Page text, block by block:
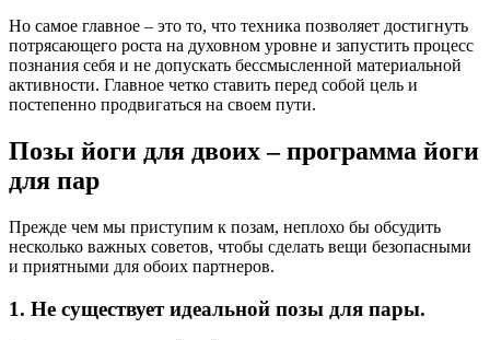
Но самое главное – это то, что техника позволяет достигнуть
потрясающего роста на духовном уровне и запустить процесс
познания себя и не допускать бессмысленной материальной
активности. Главное четко ставить перед собой цель и
постепенно продвигаться на своем пути.
Позы йоги для двоих – программа йоги
для пар
Прежде чем мы приступим к позам, неплохо бы обсудить
несколько важных советов, чтобы сделать вещи безопасными
и приятными для обоих партнеров.
1. Не существует идеальной позы для пары.